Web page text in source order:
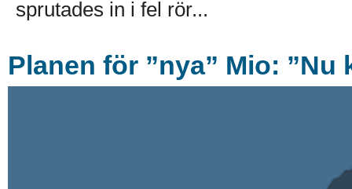
sprutades in i fel rör...
Planen för ”nya” Mio: